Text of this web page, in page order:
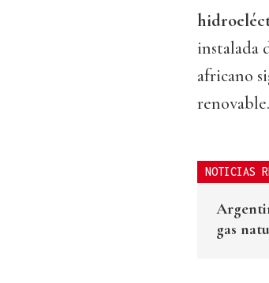
instalada
africano
renovable.
NOTICIAS
gas